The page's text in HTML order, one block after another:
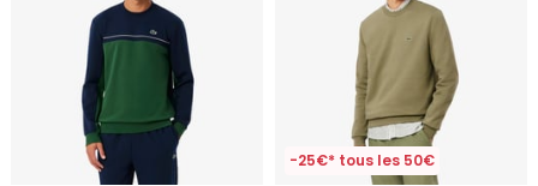
-25€* tous les 50€